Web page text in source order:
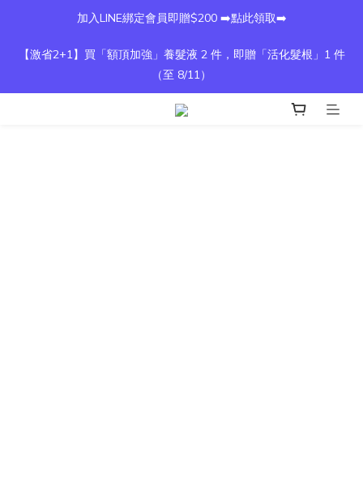
加入LINE綁定會員即贈$200 ➡️點此領取➡️
【激省2+1】買「額頂加強」養髮液 2 件，即贈「活化髮根」1 件
（至 8/11）